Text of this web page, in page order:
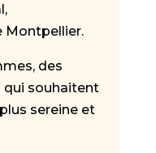
Montpellier.
des
qui souhaitent
sereine et